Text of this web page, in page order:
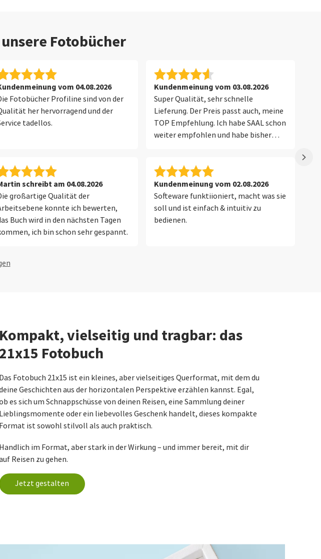
Fotobücher
vom 04.08.2026
Fotobücher Profiline sind von der
her hervorragend und der
tadellos.
schreibt am 04.08.2026
großartige Qualität der
konnte ich bewerten,
Buch wird in den nächsten Tagen
ich bin schon sehr gespannt.
Kundenmeinung vom 03.08.2026
Super Qualität, sehr schnelle
Lieferung. Der Preis passt auch, meine
TOP Empfehlung. Ich habe SAAL schon
weiter empfohlen und habe bisher
Vermutlich gibt es Mitbewerber die das
auch gut können, aber warum soll ich
was probieren wenn ich zufrieden bin.
Dafür sind mir meine Foto´s zu
wertvoll.
Kundenmeinung vom 02.08.2026
Softeware funktiioniert, macht was sie
soll und ist einfach & intuitiv zu
bedienen.
Kompakt, vielseitig und tragbar: das
21x15 Fotobuch
Das Fotobuch 21x15 ist ein kleines, aber vielseitiges Querformat, mit dem du
Geschichten aus der horizontalen Perspektive erzählen kannst. Egal,
es sich um Schnappschüsse von deinen Reisen, eine Sammlung deiner
Lieblingsmomente oder ein liebevolles Geschenk handelt, dieses kompakte
Format ist sowohl stilvoll als auch praktisch.
Handlich im Format, aber stark in der Wirkung – und immer bereit, mit dir
Reisen zu gehen.
Jetzt gestalten